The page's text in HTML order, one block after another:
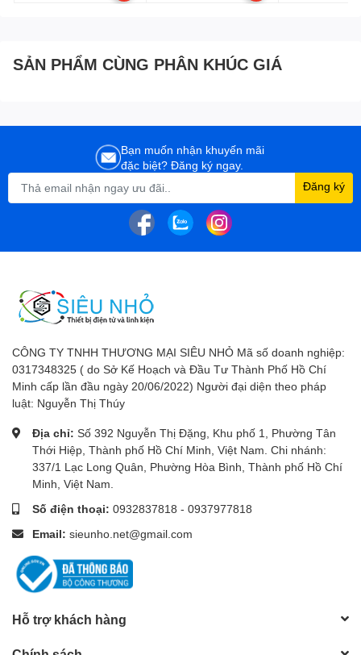
SẢN PHẨM CÙNG PHÂN KHÚC GIÁ
Bạn muốn nhận khuyến mãi
đặc biệt? Đăng ký ngay.
Đăng ký
CÔNG TY TNHH THƯƠNG MẠI SIÊU NHỎ Mã số doanh nghiệp:
0317348325 ( do Sở Kế Hoạch và Đầu Tư Thành Phố Hồ Chí
Minh cấp lần đầu ngày 20/06/2022) Người đại diện theo pháp
luật: Nguyễn Thị Thúy
Địa chỉ: Số 392 Nguyễn Thị Đặng, Khu phố 1, Phường Tân
Thới Hiệp, Thành phố Hồ Chí Minh, Việt Nam. Chi nhánh:
337/1 Lạc Long Quân, Phường Hòa Bình, Thành phố Hồ Chí
Minh, Việt Nam.
Số điện thoại: 0932837818 - 0937977818
Email: sieunho.net@gmail.com
Hỗ trợ khách hàng